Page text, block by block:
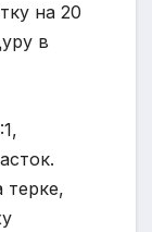
на 20
в
терке,